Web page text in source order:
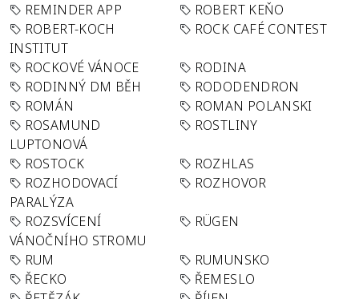
REMINDER APP
ROBERT KEŇO
ROBERT-KOCH
INSTITUT
ROCK CAFÉ CONTEST
ROCKOVÉ VÁNOCE
RODINA
RODINNÝ DM BĚH
RODODENDRON
ROMÁN
ROMAN POLANSKI
ROSAMUND
LUPTONOVÁ
ROSTLINY
ROSTOCK
ROZHLAS
ROZHODOVACÍ
PARALÝZA
ROZHOVOR
ROZSVÍCENÍ
VÁNOČNÍHO STROMU
RÜGEN
RUM
RUMUNSKO
ŘECKO
ŘEMESLO